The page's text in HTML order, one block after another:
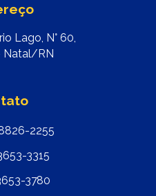
Lago, N° 60,
Natal/RN
2255
3315
3780